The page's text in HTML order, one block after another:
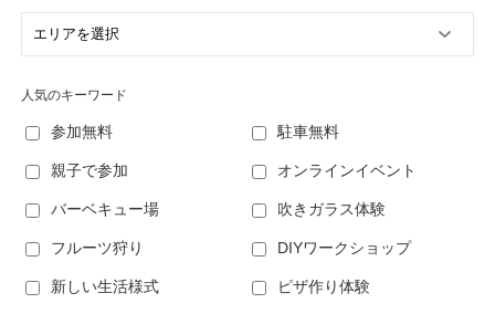
人気のキーワード
参加無料 駐車無料
親子で参加 オンラインイベント
バーベキュー場 吹きガラス体験
フルーツ狩り DIYワークショップ
新しい生活様式 ピザ作り体験